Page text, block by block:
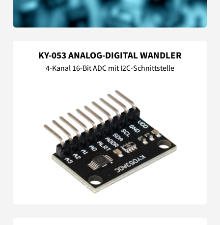
KY-053 ANALOG-DIGITAL WANDLER
4-Kanal 16-Bit ADC mit I2C-Schnittstelle